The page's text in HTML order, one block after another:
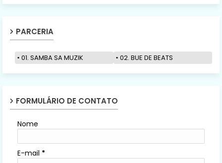
PARCERIA
01. SAMBA SA MUZIK 02. BUE DE BEATS
FORMULÁRIO DE CONTATO
Nome
E-mail *